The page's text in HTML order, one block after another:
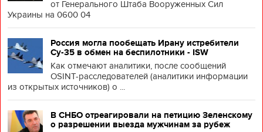
от Генерального Штаба Вооруженных Сил
Украины на 0600 04
Россия могла пообещать Ирану истребители
Су-35 в обмен на беспилотники - ISW
Как отмечают аналитики, после сообщений
OSINT-расследователей (аналитики информации
из открытых источников) о ...
В СНБО отреагировали на петицию Зеленскому
о разрешении выезда мужчинам за рубеж